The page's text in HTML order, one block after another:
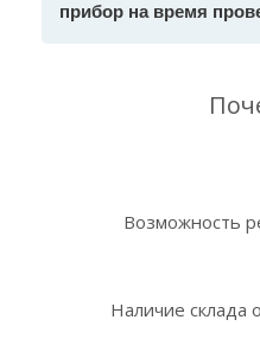
прибор на время
Возможность
Наличие склада